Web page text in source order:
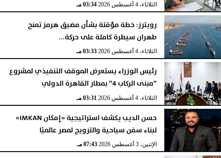
الثلاثاء، 4 أغسطس 2026 03:34 مـ
رويترز: خطة مؤقتة بشأن مضيق هرمز تمنح
طهران سيطرة كاملة على حركة...
الثلاثاء، 4 أغسطس 2026 03:33 مـ
رئيس الوزراء يستعرض الموقف التنفيذي لمشروع
”مبنى الركاب 4” بمطار القاهرة الدولي
الثلاثاء، 4 أغسطس 2026 03:31 مـ
حسن الديب يكشف استراتيجية «إمكان IMKAN»
لبناء سفن سياحية والترويج لمصر عالميًا
الإثنين، 3 أغسطس 2026 07:43 مـ